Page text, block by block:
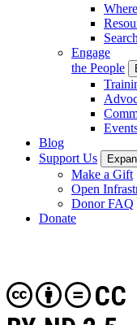
Engage
the People
Blog
Support Us
Make a Gift
Open
Donor FAQ
Donate
CC